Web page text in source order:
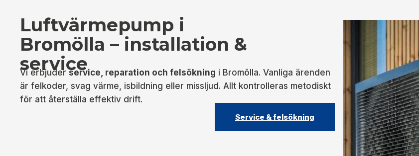
Luftvärmepump i
Bromölla – installation &
service
Vi erbjuderservice, reparation och felsökning i Bromölla. Vanliga ärenden
är felkoder, svag värme, isbildning eller missljud. Allt kontrolleras metodiskt
för att återställa effektiv drift.
Service & felsökning